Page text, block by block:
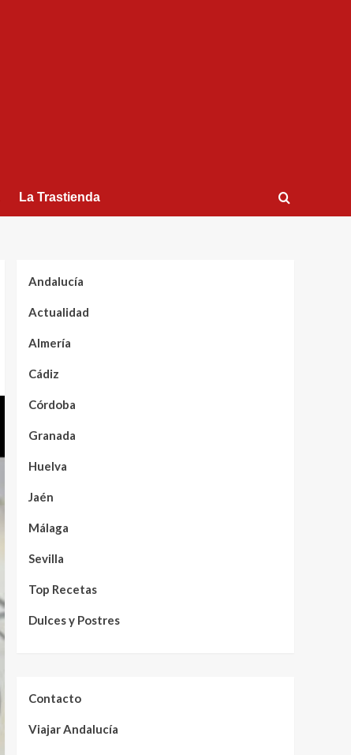
La Trastienda
Andalucía
Actualidad
Almería
Cádiz
Córdoba
Granada
Huelva
Jaén
Málaga
Sevilla
Top Recetas
Dulces y Postres
Contacto
Viajar Andalucía